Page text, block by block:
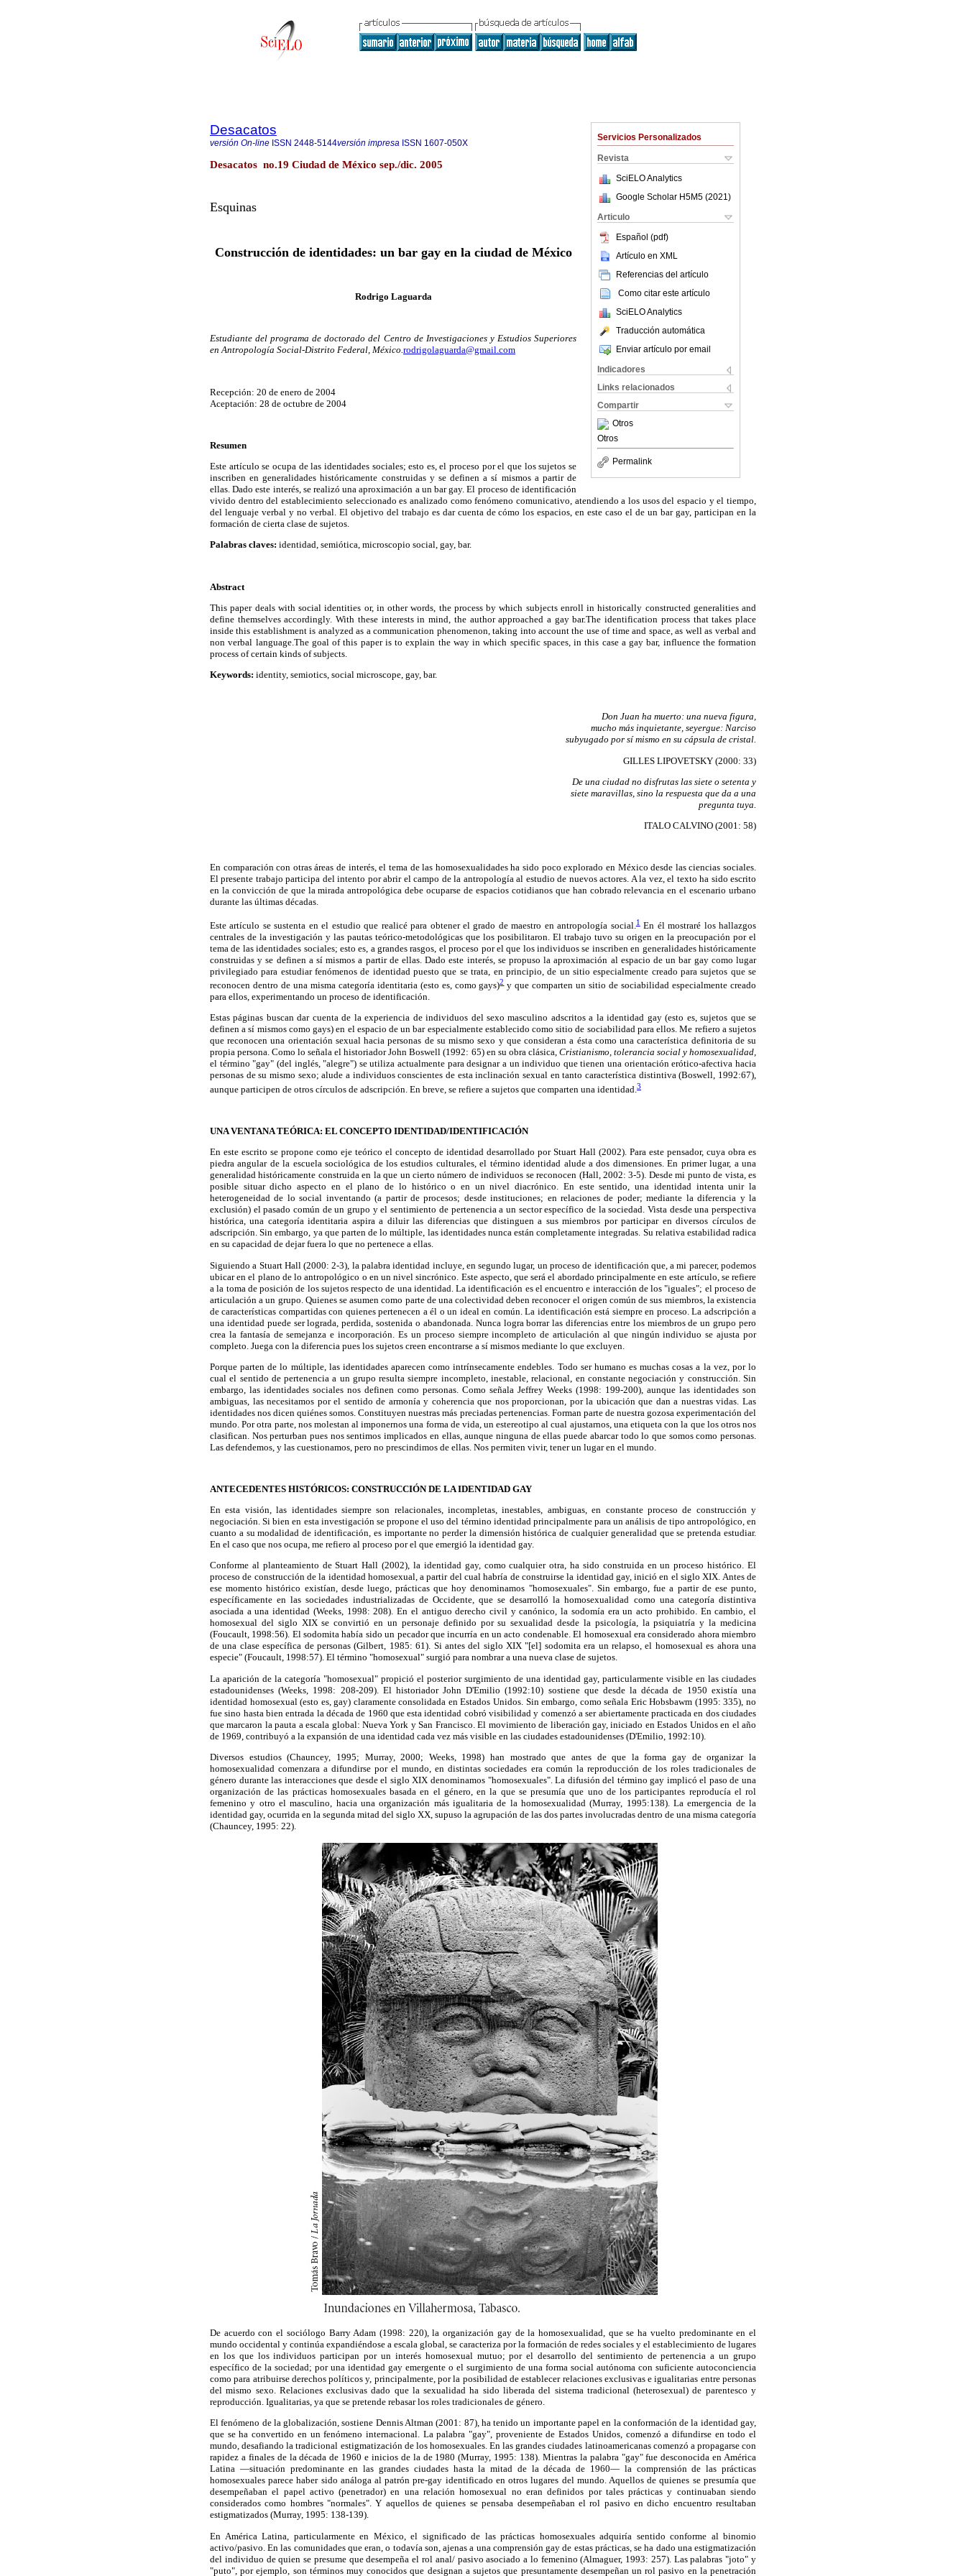
Servicios Personalizados
Revista
SciELO Analytics
Google Scholar H5M5 (2021 )
Articulo
Español (pdf)
Artículo en XML
Referencias del artículo
Como citar este artículo
SciELO Analytics
Traducción automática
Enviar artículo por email
Indicadores
Links relacionados
Compartir
Otros
Otros
Permalink
Desacatos
versión On-line ISSN 2448-5144versión impresa ISSN 1607-050X
Desacatos no.19 Ciudad de México sep./dic. 2005
Esquinas
Construcción de identidades: un bar gay en la ciudad de México
Rodrigo Laguarda
Estudiante del programa de doctorado del Centro de Investigaciones y Estudios Superiores
en Antropología Social-Distrito Federal, México.rodrigolaguarda@gmail.com
Recepción: 20 de enero de 2004
Aceptación: 28 de octubre de 2004
Resumen
Este artículo se ocupa de las identidades sociales; esto es, el proceso por el que los sujetos se
inscriben en generalidades históricamente construidas y se definen a sí mismos a partir de
ellas. Dado este interés, se realizó una aproximación a un bar gay. El proceso de identificación
vivido dentro del establecimiento seleccionado es analizado como fenómeno comunicativo, atendiendo a los usos del espacio y el tiempo,
del lenguaje verbal y no verbal. El objetivo del trabajo es dar cuenta de cómo los espacios, en este caso el de un bar gay, participan en la
formación de cierta clase de sujetos.
Palabras claves: identidad, semiótica, microscopio social, gay, bar.
Abstract
This paper deals with social identities or, in other words, the process by which subjects enroll in historically constructed generalities and
define themselves accordingly. With these interests in mind, the author approached a gay bar.The identification process that takes place
inside this establishment is analyzed as a communication phenomenon, taking into account the use of time and space, as well as verbal and
non verbal language.The goal of this paper is to explain the way in which specific spaces, in this case a gay bar, influence the formation
process of certain kinds of subjects.
Keywords: identity, semiotics, social microscope, gay, bar.
Don Juan ha muerto: una nueva figura,
mucho más inquietante, seyergue: Narciso
subyugado por sí mismo en su cápsula de cristal.
GILLES LIPOVETSKY (2000: 33)
De una ciudad no disfrutas las siete o setenta y
siete maravillas, sino la respuesta que da a una
pregunta tuya.
ITALO CALVINO (2001: 58)
En comparación con otras áreas de interés, el tema de las homosexualidades ha sido poco explorado en México desde las ciencias sociales.
El presente trabajo participa del intento por abrir el campo de la antropología al estudio de nuevos actores. A la vez, el texto ha sido escrito
en la convicción de que la mirada antropológica debe ocuparse de espacios cotidianos que han cobrado relevancia en el escenario urbano
durante las últimas décadas.
Este artículo se sustenta en el estudio que realicé para obtener el grado de maestro en antropología social.1En él mostraré los hallazgos
centrales de la investigación y las pautas teórico-metodológicas que los posibilitaron. El trabajo tuvo su origen en la preocupación por el
tema de las identidades sociales; esto es, a grandes rasgos, el proceso por el que los individuos se inscriben en generalidades históricamente
construidas y se definen a sí mismos a partir de ellas. Dado este interés, se propuso la aproximación al espacio de un bar gay como lugar
privilegiado para estudiar fenómenos de identidad puesto que se trata, en principio, de un sitio especialmente creado para sujetos que se
reconocen dentro de una misma categoría identitaria (esto es, como gays)2y que comparten un sitio de sociabilidad especialmente creado
para ellos, experimentando un proceso de identificación.
Estas páginas buscan dar cuenta de la experiencia de individuos del sexo masculino adscritos a la identidad gay (esto es, sujetos que se
definen a sí mismos como gays) en el espacio de un bar especialmente establecido como sitio de sociabilidad para ellos. Me refiero a sujetos
que reconocen una orientación sexual hacia personas de su mismo sexo y que consideran a ésta como una característica definitoria de su
propia persona. Como lo señala el historiador John Boswell (1992: 65) en su obra clásica, Cristianismo, tolerancia social y homosexualidad,
el término "gay" (del inglés, "alegre") se utiliza actualmente para designar a un individuo que tienen una orientación erótico-afectiva hacia
personas de su mismo sexo; alude a individuos conscientes de esta inclinación sexual en tanto característica distintiva (Boswell, 1992:67),
aunque participen de otros círculos de adscripción. En breve, se refiere a sujetos que comparten una identidad. 3
UNA VENTANA TEÓRICA: EL CONCEPTO IDENTIDAD/IDENTIFICACIÓN
En este escrito se propone como eje teórico el concepto de identidad desarrollado por Stuart Hall (2002). Para este pensador, cuya obra es
piedra angular de la escuela sociológica de los estudios culturales, el término identidad alude a dos dimensiones. En primer lugar, a una
generalidad históricamente construida en la que un cierto número de individuos se reconocen (Hall, 2002: 3-5). Desde mi punto de vista, es
posible situar dicho aspecto en el plano de lo histórico o en un nivel diacrónico. En este sentido, una identidad intenta unir la
heterogeneidad de lo social inventando (a partir de procesos; desde instituciones; en relaciones de poder; mediante la diferencia y la
exclusión) el pasado común de un grupo y el sentimiento de pertenencia a un sector específico de la sociedad. Vista desde una perspectiva
histórica, una categoría identitaria aspira a diluir las diferencias que distinguen a sus miembros por participar en diversos círculos de
adscripción. Sin embargo, ya que parten de lo múltiple, las identidades nunca están completamente integradas. Su relativa estabilidad radica
en su capacidad de dejar fuera lo que no pertenece a ellas.
Siguiendo a Stuart Hall (2000: 2-3), la palabra identidad incluye, en segundo lugar, un proceso de identificación que, a mi parecer, podemos
ubicar en el plano de lo antropológico o en un nivel sincrónico. Este aspecto, que será el abordado principalmente en este artículo, se refiere
a la toma de posición de los sujetos respecto de una identidad. La identificación es el encuentro e interacción de los "iguales"; el proceso de
articulación a un grupo. Quienes se asumen como parte de una colectividad deben reconocer el origen común de sus miembros, la existencia
de características compartidas con quienes pertenecen a él o un ideal en común. La identificación está siempre en proceso. La adscripción a
una identidad puede ser lograda, perdida, sostenida o abandonada. Nunca logra borrar las diferencias entre los miembros de un grupo pero
crea la fantasía de semejanza e incorporación. Es un proceso siempre incompleto de articulación al que ningún individuo se ajusta por
completo. Juega con la diferencia pues los sujetos creen encontrarse a sí mismos mediante lo que excluyen.
Porque parten de lo múltiple, las identidades aparecen como intrínsecamente endebles. Todo ser humano es muchas cosas a la vez, por lo
cual el sentido de pertenencia a un grupo resulta siempre incompleto, inestable, relacional, en constante negociación y construcción. Sin
embargo, las identidades sociales nos definen como personas. Como señala Jeffrey Weeks (1998: 199-200), aunque las identidades son
ambiguas, las necesitamos por el sentido de armonía y coherencia que nos proporcionan, por la ubicación que dan a nuestras vidas. Las
identidades nos dicen quiénes somos. Constituyen nuestras más preciadas pertenencias. Forman parte de nuestra gozosa experimentación del
mundo. Por otra parte, nos molestan al imponernos una forma de vida, un estereotipo al cual ajustarnos, una etiqueta con la que los otros nos
clasifican. Nos perturban pues nos sentimos implicados en ellas, aunque ninguna de ellas puede abarcar todo lo que somos como personas.
Las defendemos, y las cuestionamos, pero no prescindimos de ellas. Nos permiten vivir, tener un lugar en el mundo.
ANTECEDENTES HISTÓRICOS: CONSTRUCCIÓN DE LA IDENTIDAD GAY
En esta visión, las identidades siempre son relacionales, incompletas, inestables, ambiguas, en constante proceso de construcción y
negociación. Si bien en esta investigación se propone el uso del término identidad principalmente para un análisis de tipo antropológico, en
cuanto a su modalidad de identificación, es importante no perder la dimensión histórica de cualquier generalidad que se pretenda estudiar.
En el caso que nos ocupa, me refiero al proceso por el que emergió la identidad gay.
Conforme al planteamiento de Stuart Hall (2002), la identidad gay, como cualquier otra, ha sido construida en un proceso histórico. El
proceso de construcción de la identidad homosexual, a partir del cual habría de construirse la identidad gay, inició en el siglo XIX. Antes de
ese momento histórico existían, desde luego, prácticas que hoy denominamos "homosexuales". Sin embargo, fue a partir de ese punto,
específicamente en las sociedades industrializadas de Occidente, que se desarrolló la homosexualidad como una categoría distintiva
asociada a una identidad (Weeks, 1998: 208). En el antiguo derecho civil y canónico, la sodomía era un acto prohibido. En cambio, el
homosexual del siglo XIX se convirtió en un personaje definido por su sexualidad desde la psicología, la psiquiatría y la medicina
(Foucault, 1998:56). El sodomita había sido un pecador que incurría en un acto condenable. El homosexual era considerado ahora miembro
de una clase específica de personas (Gilbert, 1985: 61). Si antes del siglo XIX "[el] sodomita era un relapso, el homosexual es ahora una
especie" (Foucault, 1998:57). El término "homosexual" surgió para nombrar a una nueva clase de sujetos.
La aparición de la categoría "homosexual" propició el posterior surgimiento de una identidad gay, particularmente visible en las ciudades
estadounidenses (Weeks, 1998: 208-209). El historiador John D'Emilio (1992:10) sostiene que desde la década de 1950 existía una
identidad homosexual (esto es, gay) claramente consolidada en Estados Unidos. Sin embargo, como señala Eric Hobsbawm (1995: 335), no
fue sino hasta bien entrada la década de 1960 que esta identidad cobró visibilidad y comenzó a ser abiertamente practicada en dos ciudades
que marcaron la pauta a escala global: Nueva York y San Francisco. El movimiento de liberación gay, iniciado en Estados Unidos en el año
de 1969, contribuyó a la expansión de una identidad cada vez más visible en las ciudades estadounidenses (D'Emilio, 1992:10).
Diversos estudios (Chauncey, 1995; Murray, 2000; Weeks, 1998) han mostrado que antes de que la forma gay de organizar la
homosexualidad comenzara a difundirse por el mundo, en distintas sociedades era común la reproducción de los roles tradicionales de
género durante las interacciones que desde el siglo XIX denominamos "homosexuales". La difusión del término gay implicó el paso de una
organización de las prácticas homosexuales basada en el género, en la que se presumía que uno de los participantes reproducía el rol
femenino y otro el masculino, hacia una organización más igualitaria de la homosexualidad (Murray, 1995:138). La emergencia de la
identidad gay, ocurrida en la segunda mitad del siglo XX, supuso la agrupación de las dos partes involucradas dentro de una misma categoría
(Chauncey, 1995: 22).
De acuerdo con el sociólogo Barry Adam (1998: 220), la organización gay de la homosexualidad, que se ha vuelto predominante en el
mundo occidental y continúa expandiéndose a escala global, se caracteriza por la formación de redes sociales y el establecimiento de lugares
en los que los individuos participan por un interés homosexual mutuo; por el desarrollo del sentimiento de pertenencia a un grupo
específico de la sociedad; por una identidad gay emergente o el surgimiento de una forma social autónoma con suficiente autoconciencia
como para atribuirse derechos políticos y, principalmente, por la posibilidad de establecer relaciones exclusivas e igualitarias entre personas
del mismo sexo. Relaciones exclusivas dado que la sexualidad ha sido liberada del sistema tradicional (heterosexual) de parentesco y
reproducción. Igualitarias, ya que se pretende rebasar los roles tradicionales de género.
El fenómeno de la globalización, sostiene Dennis Altman (2001: 87), ha tenido un importante papel en la conformación de la identidad gay,
que se ha convertido en un fenómeno internacional. La palabra "gay", proveniente de Estados Unidos, comenzó a difundirse en todo el
mundo, desafiando la tradicional estigmatización de los homosexuales. En las grandes ciudades latinoamericanas comenzó a propagarse con
rapidez a finales de la década de 1960 e inicios de la de 1980 (Murray, 1995: 138). Mientras la palabra "gay" fue desconocida en América
Latina —situación predominante en las grandes ciudades hasta la mitad de la década de 1960— la comprensión de las prácticas
homosexuales parece haber sido análoga al patrón pre-gay identificado en otros lugares del mundo. Aquellos de quienes se presumía que
desempeñaban el papel activo (penetrador) en una relación homosexual no eran definidos por tales prácticas y continuaban siendo
considerados como hombres "normales". Y aquellos de quienes se pensaba desempeñaban el rol pasivo en dicho encuentro resultaban
estigmatizados (Murray, 1995: 138-139).
En América Latina, particularmente en México, el significado de las prácticas homosexuales adquiría sentido conforme al binomio
activo/pasivo. En las comunidades que eran, o todavía son, ajenas a una comprensión gay de estas prácticas, se ha dado una estigmatización
del individuo de quien se presume que desempeña el rol anal/ pasivo asociado a lo femenino (Almaguer, 1993: 257). Las palabras "joto" y
"puto", por ejemplo, son términos muy conocidos que designan a sujetos que presuntamente desempeñan un rol pasivo en la penetración